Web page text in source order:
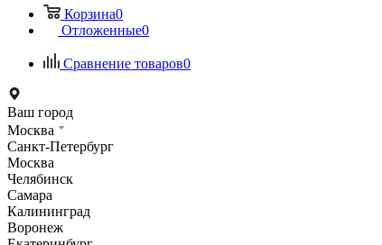
Корзина0
Отложенные0
Сравнение товаров0
Ваш город
Москва
Санкт-Петербург
Москва
Челябинск
Самара
Калининград
Воронеж